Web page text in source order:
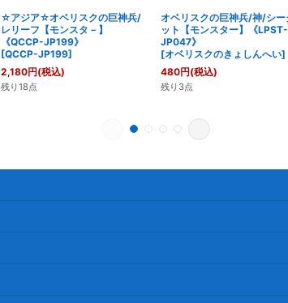
☆アジア☆オベリスクの巨神兵/
レリーフ【モンスタ－】
《QCCP-JP199》
[QCCP-JP199]
2,180円(税込)
残り18点
オベリスクの巨神兵/神/シー
ット【モンスター】《LPST-
JP047》
[オベリスクのきょしんへい]
480円(税込)
残り3点